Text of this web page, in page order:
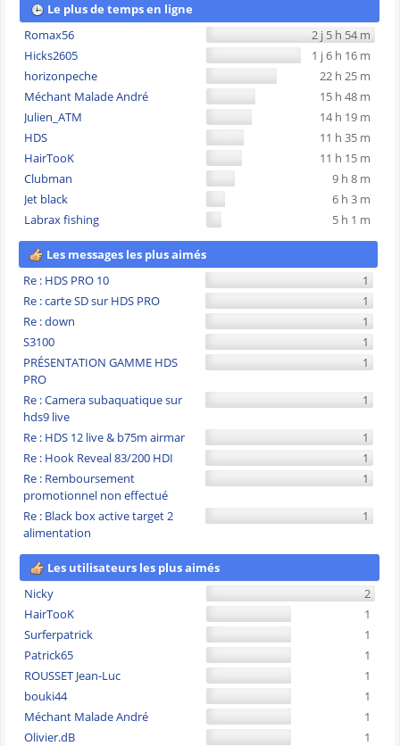
Le plus de temps en ligne
Romax56
2 j 5 h 54 m
Hicks2605
1 j 6 h 16 m
horizonpeche
22 h 25 m
Méchant Malade André
15 h 48 m
Julien_ATM
14 h 19 m
HDS
11 h 35 m
HairTooK
11 h 15 m
Clubman
9 h 8 m
Jet black
6 h 3 m
Labrax fishing
5 h 1 m
Les messages les plus aimés
Re : HDS PRO 10
1
Re : carte SD sur HDS PRO
1
Re : down
1
S3100
1
PRÉSENTATION GAMME HDS
PRO
1
Re : Camera subaquatique sur
hds9 live
1
Re : HDS 12 live & b75m airmar
1
Re : Hook Reveal 83/200 HDI
1
Re : Remboursement
promotionnel non effectué
1
Re : Black box active target 2
alimentation
1
Les utilisateurs les plus aimés
Nicky
2
HairTooK
1
Surferpatrick
1
Patrick65
1
ROUSSET Jean-Luc
1
bouki44
1
Méchant Malade André
1
Olivier.dB
1